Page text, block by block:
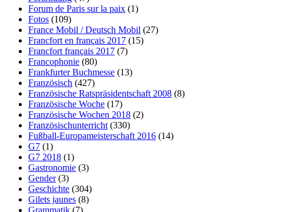
Forum de Paris sur la paix (1)
Fotos (109)
France Mobil / Deutsch Mobil (27)
Francfort en français 2017 (15)
Francfort français 2017 (7)
Francophonie (80)
Frankfurter Buchmesse (13)
Französisch (427)
Französische Ratspräsidentschaft 2008 (8)
Französische Woche (17)
Französische Wochen 2018 (2)
Französischunterricht (330)
Fußball-Europameisterschaft 2016 (14)
G7 (1)
G7 2018 (1)
Gastronomie (3)
Gender(3)
Geschichte (304)
Gilets jaunes (8)